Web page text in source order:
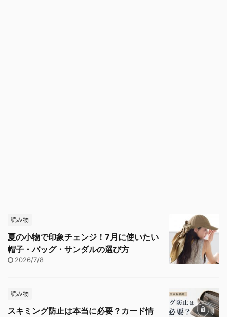
読み物
夏の小物で印象チェンジ！7月に使いたい
帽子・バッグ・サンダルの選び方
2026/7/8
読み物
スキミング防止は本当に必要？カード情